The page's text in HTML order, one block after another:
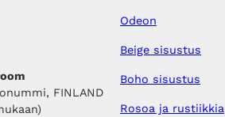
FINLAND
Odeon
Beige sisustus
Boho sisustus
Rosoa ja rustiikkia